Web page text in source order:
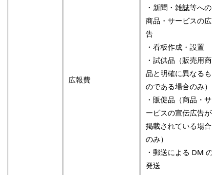
広報費
・新聞・雑誌等への
商品・サービスの広
告
・看板作成・設置
・試供品（販売用商
品と明確に異なるも
のである場合のみ）
・販促品（商品・サ
ービスの宣伝広告が
掲載されている場合
のみ）
・郵送による DM の
発送